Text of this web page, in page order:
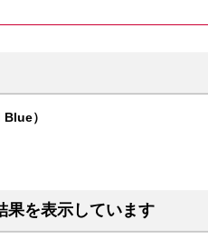
）
果を表示しています